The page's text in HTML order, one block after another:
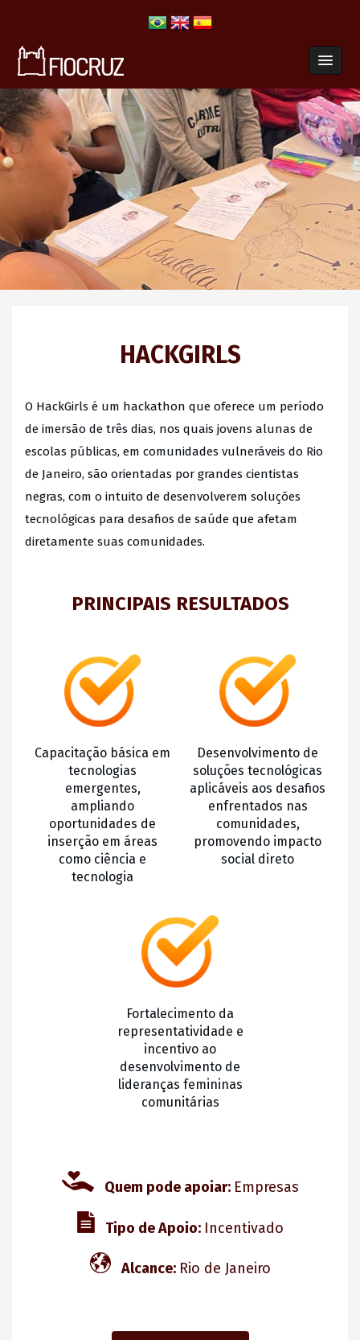
HACKGIRLS
O HackGirls é um hackathon que oferece um período
de imersão de três dias, nos quais jovens alunas de
escolas públicas, em comunidades vulneráveis do Rio
de Janeiro, são orientadas por grandes cientistas
negras, com o intuito de desenvolverem soluções
tecnológicas para desafios de saúde que afetam
diretamente suas comunidades.
PRINCIPAIS RESULTADOS
Capacitação básica em
tecnologias
emergentes,
ampliando
oportunidades de
inserção em áreas
como ciência e
tecnologia
Desenvolvimento de
soluções tecnológicas
aplicáveis aos desafios
enfrentados nas
comunidades,
promovendo impacto
social direto
Fortalecimento da
representatividade e
incentivo ao
desenvolvimento de
lideranças femininas
comunitárias
Quem pode apoiar: Empresas
Tipo de Apoio: Incentivado
Alcance: Rio de Janeiro